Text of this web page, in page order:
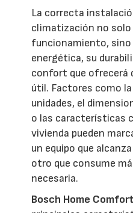
La correcta
climatización no solo
funcionamiento,
energética, su
confort que ofrecerá
útil. Factores como
unidades, el
o las características
vivienda pueden
un equipo que
otro que consume
necesaria.
Bosch Home Comfort